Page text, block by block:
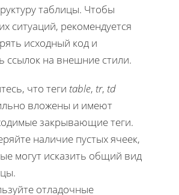
таблицы. Чтобы
ситуаций, рекомендуется
исходный код и
ссылок на внешние стили.
что теги table, tr, td
вложены и имеют
закрывающие теги.
наличие пустых ячеек,
могут исказить общий вид
отладочные